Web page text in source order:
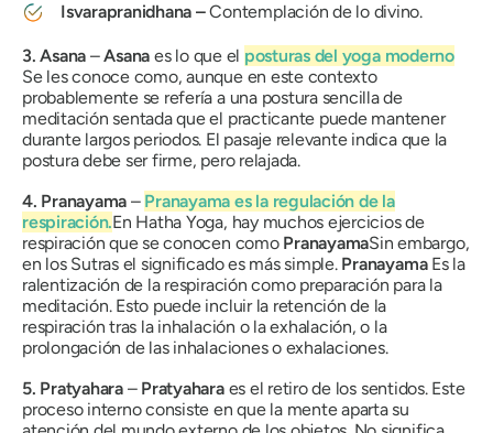
Isvarapranidhana –Contemplación de lo divino.
3.Asana –Asana es lo que el posturas del yoga moderno
Se les conoce como, aunque en este contexto
probablemente se refería a una postura sencilla de
meditación sentada que el practicante puede mantener
durante largos periodos. El pasaje relevante indica que la
postura debe ser firme, pero relajada.
4. Pranayama – Pranayama es la regulación de la
respiración.En Hatha Yoga, hay muchos ejercicios de
respiración que se conocen como PranayamaSin embargo,
en los Sutras el significado es más simple. PranayamaEs la
ralentización de la respiración como preparación para la
meditación. Esto puede incluir la retención de la
respiración tras la inhalación o la exhalación, o la
prolongación de las inhalaciones o exhalaciones.
5. Pratyahara– Pratyaharaes el retiro de los sentidos. Este
proceso interno consiste en que la mente aparta su